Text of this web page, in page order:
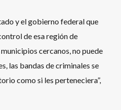
y el gobierno federal que
de esa región de
cercanos, no puede
las bandas de criminales se
como si les perteneciera”,